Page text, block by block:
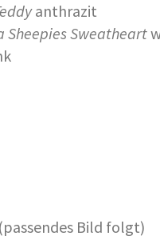
anthrazit
Sheepies Sweatheart
Bild folgt)